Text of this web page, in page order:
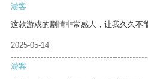
游客
这款游戏的剧情非常感人，让我久久不
2025-05-14
游客